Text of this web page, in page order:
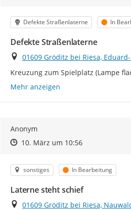
Kategorie
Defekte Straßenlaterne Status
In
Defekte Straßenlaterne
Ort
01609 Gröditz bei Riesa,
Kreuzung zum Spielplatz (Lampe
Mehr anzeigen
Anonym
Zeitpunkt des Erstellens
Zeitpunkt des Erstellens
10. März um 10:56Zur Äußerung
Kategorie
sonstiges Status
In Bearbeitung
Laterne steht schief
Ort
01609 Gröditz bei Riesa,